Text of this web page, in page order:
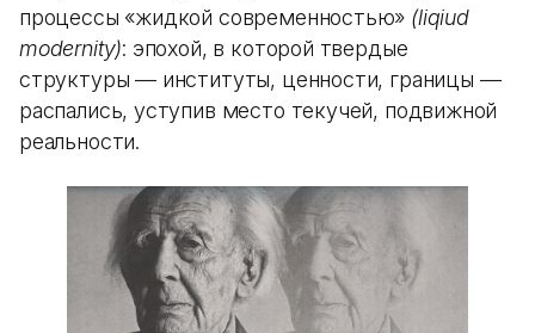
процессы «жидкой современностью» (liqiud
modernity): эпохой, в которой твердые
структуры — институты, ценности, границы —
распались, уступив место текучей, подвижной
реальности.